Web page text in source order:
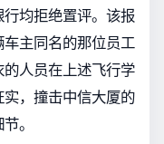
均拒绝置评。该报
主同名的那位员工
人员在上述飞行学
，撞击中信大厦的
。